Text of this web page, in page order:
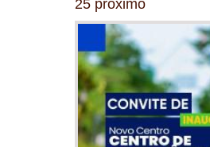
25 próximo